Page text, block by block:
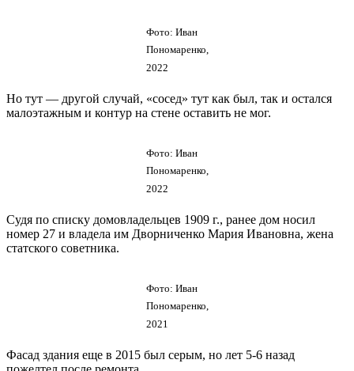
Фото: Иван
Пономаренко,
2022
Но тут — другой случай, «сосед» тут как был, так и остался
малоэтажным и контур на стене оставить не мог.
Фото: Иван
Пономаренко,
2022
Судя по списку домовладельцев 1909 г., ранее дом носил
номер 27 и владела им Дворниченко Мария Ивановна, жена
статского советника.
Фото: Иван
Пономаренко,
2021
Фасад здания еще в 2015 был серым, но лет 5-6 назад